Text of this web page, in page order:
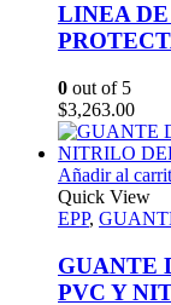
LINEA
0 out of 5
$3,263.00
Añadir al
Quick View
EPP,
GUANTE
PVC Y